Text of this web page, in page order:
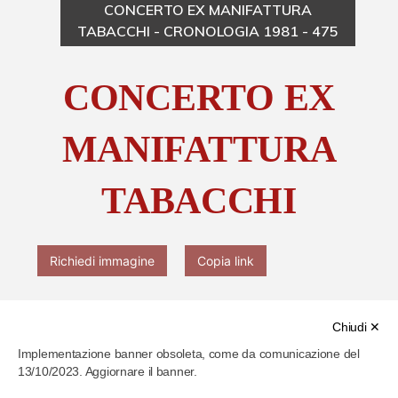
Chi è Paolo Ferrari
Contattaci
CONCERTO EX MANIFATTURA
TABACCHI - CRONOLOGIA 1981 - 475
CONCERTO EX
MANIFATTURA
TABACCHI
Richiedi immagine Copia link
Cod. identificativo
Chiudi ✕
Implementazione banner obsoleta, come da comunicazione del
13/10/2023. Aggiornare il banner.